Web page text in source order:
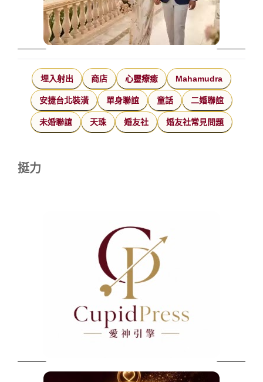
埋入射出 商店 心靈療癒 Mahamudra
安捷台北裝潢 單身聯誼 童話 二婚聯誼
未婚聯誼 天珠 婚友社 婚友社常見問題
挺力